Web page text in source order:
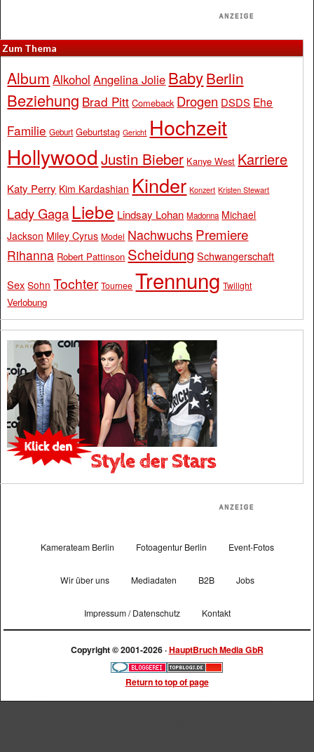
Zum Thema
Album Alkohol Angelina Jolie BabyBerlin
Beziehung Brad Pitt Comeback Drogen DSDS Ehe
Familie Geburt Geburtstag Gericht Hochzeit
Hollywood Justin Bieber Kanye West Karriere
Katy Perry Kim Kardashian Kinder Konzert Kristen Stewart
Lady Gaga Liebe Lindsay Lohan Madonna Michael
Jackson Miley Cyrus Model Nachwuchs Premiere
Rihanna Robert Pattinson Scheidung Schwangerschaft
Sex Sohn Tochter Tournee Trennung Twilight
Verlobung
Kamerateam Berlin Fotoagentur Berlin Event-Fotos
Wir über uns Mediadaten B2B Jobs
Impressum / Datenschutz Kontakt
Copyright © 2001-2026 ·HauptBruch Media GbR
Return to top of page